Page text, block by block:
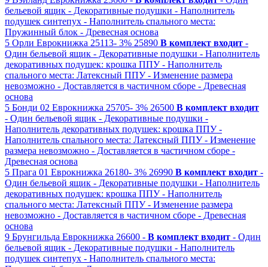
бельевой ящик - Декоративные подушки - Наполнитель
подушек синтепух - Наполнитель спального места:
Пружинный блок - Древесная основа
5 Орли Еврокнижка 25113- 3% 25890 В комплект входит -
Один бельевой ящик - Декоративные подушки - Наполнитель
декоративных подушек: крошка ППУ - Наполнитель
спального места: Латексный ППУ - Изменение размера
невозможно - Доставляется в частичном сборе - Древесная
основа
5 Бонди 02 Еврокнижка 25705- 3% 26500 В комплект входит
- Один бельевой ящик - Декоративные подушки -
Наполнитель декоративных подушек: крошка ППУ -
Наполнитель спального места: Латексный ППУ - Изменение
размера невозможно - Доставляется в частичном сборе -
Древесная основа
5 Прага 01 Еврокнижка 26180- 3% 26990 В комплект входит -
Один бельевой ящик - Декоративные подушки - Наполнитель
декоративных подушек: крошка ППУ - Наполнитель
спального места: Латексный ППУ - Изменение размера
невозможно - Доставляется в частичном сборе - Древесная
основа
9 Брунгильда Еврокнижка 26600 - В комплект входит - Один
бельевой ящик - Декоративные подушки - Наполнитель
подушек синтепух - Наполнитель спального места: